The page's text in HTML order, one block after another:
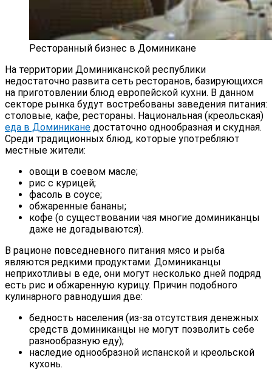
Ресторанный бизнес в Доминикане
На территории Доминиканской республики
недостаточно развита сеть ресторанов, базирующихся
на приготовлении блюд европейской кухни. В данном
секторе рынка будут востребованы заведения питания:
столовые, кафе, рестораны. Национальная (креольская)
еда в Доминикане достаточно однообразная и скудная.
Среди традиционных блюд, которые употребляют
местные жители:
овощи в соевом масле;
рис с курицей;
фасоль в соусе;
обжаренные бананы;
кофе (о существовании чая многие доминиканцы
даже не догадываются).
В рационе повседневного питания мясо и рыба
являются редкими продуктами. Доминиканцы
неприхотливы в еде, они могут несколько дней подряд
есть рис и обжаренную курицу. Причин подобного
кулинарного равнодушия две:
бедность населения (из-за отсутствия денежных
средств доминиканцы не могут позволить себе
разнообразную еду);
наследие однообразной испанской и креольской
кухонь.